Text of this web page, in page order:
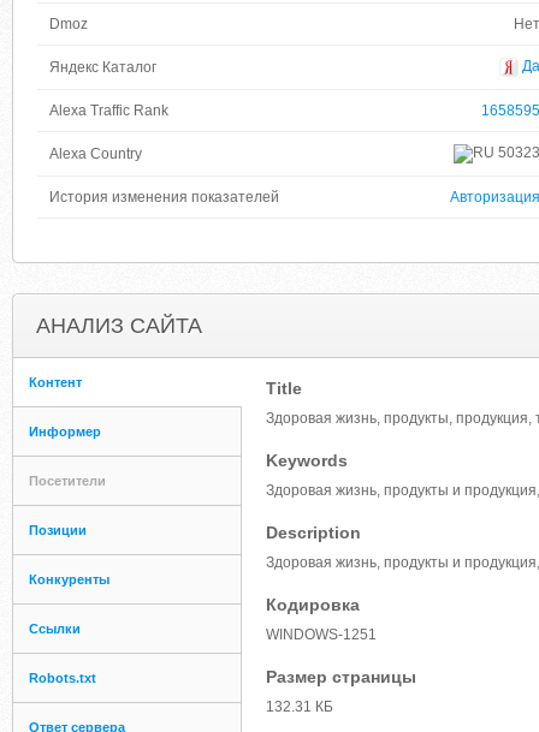
Dmoz Нет
Яндекс Каталог Да
Alexa Traffic Rank 1658595
Alexa Country 50323
История изменения показателей Авторизация
АНАЛИЗ САЙТА
Контент
Информер
Посетители
Позиции
Конкуренты
Ссылки
Robots.txt
Ответ сервера
Title
Здоровая жизнь, продукты, продукция,
Keywords
Здоровая жизнь, продукты и
Description
Здоровая жизнь, продукты и
Кодировка
WINDOWS-1251
Размер страницы
132.31 КБ